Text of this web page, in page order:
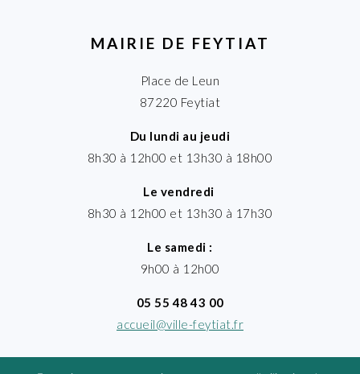
MAIRIE DE FEYTIAT
Place de Leun
87220 Feytiat
Du lundi au jeudi
8h30 à 12h00 et 13h30 à 18h00
Le vendredi
8h30 à 12h00 et 13h30 à 17h30
Le samedi :
9h00 à 12h00
05 55 48 43 00
accueil@ville-feytiat.fr